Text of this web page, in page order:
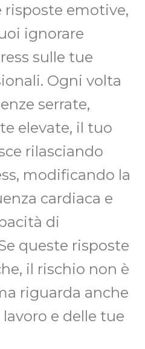
risposte emotive,
ignorare
sulle tue
Ogni volta
serrate,
elevate, il tuo
rilasciando
modificando la
cardiaca e
di
queste risposte
il rischio non è
riguarda anche
e delle tue